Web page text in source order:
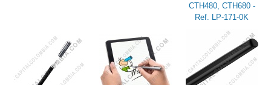
CTH480, CTH680 -
Ref. LP-171-0K